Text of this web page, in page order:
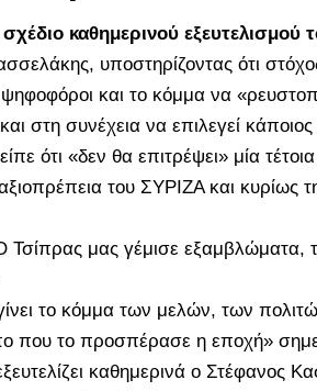
καθημερινού εξευτελισμού
υποστηρίζοντας ότι
και το κόμμα να
στη συνέχεια να επιλεγεί
ότι «δεν θα επιτρέψει» μία
του ΣΥΡΙΖΑ και κυρίως
Τσίπρας μας γέμισε εξαμβλώματα,
το κόμμα των μελών, των
που το προσπέρασε η εποχή»
καθημερινά ο Στέφανος